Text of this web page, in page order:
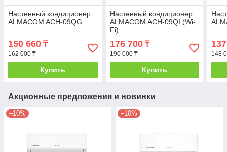
Настенный кондиционер
ALMACOM ACH-09QG
150 660 ₸
162 000 ₸
Купить
Настенный кондиционер
ALMACOM ACH-09QI (Wi-
Fi)
176 700₸
190 000 ₸
Купить
148
Акционные предложения и новинки
–10% –10%